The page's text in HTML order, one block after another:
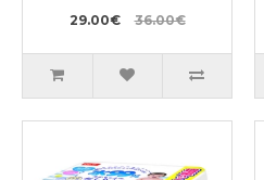
29.00€ 36.00€